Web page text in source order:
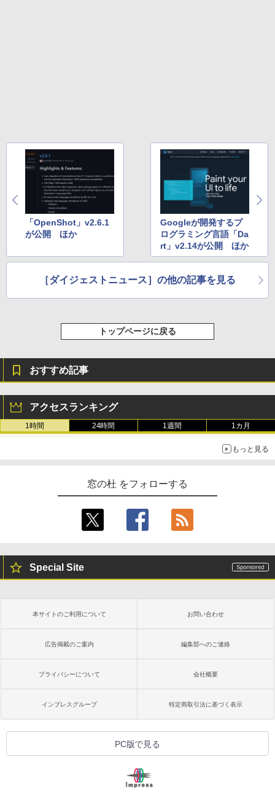
「OpenShot」v2.6.1
が公開 ほか
Googleが開発するプ
ログラミング言語「Da
rt」v2.14が公開 ほか
［ダイジェストニュース］の他の記事を見る
トップページに戻る
おすすめ記事
アクセスランキング
1時間 24時間 1週間 1カ月
もっと見る
窓の杜 をフォローする
Special Site
本サイトのご利用について お問い合わせ
広告掲載のご案内 編集部へのご連絡
プライバシーについて 会社概要
インプレスグループ 特定商取引法に基づく表示
PC版で見る